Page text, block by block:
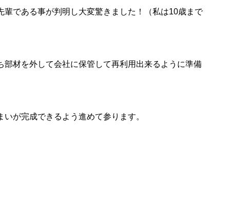
である事が判明し大変驚きました！（私は10歳まで
材を外して会社に保管して再利用出来るように準備
が完成できるよう進めて参ります。